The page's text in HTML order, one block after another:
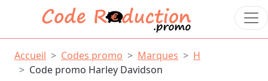
Accueil Codes promo Marques
H
Code promo Harley Davidson